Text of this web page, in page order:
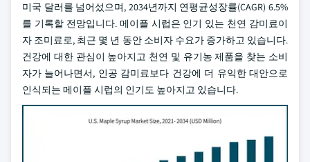
미국 달러를 넘어섰으며, 2034년까지 연평균성장률(CAGR) 6.5%
를 기록할 전망입니다. 메이플 시럽은 인기 있는 천연 감미료이
자 조미료로, 최근 몇 년 동안 소비자 수요가 증가하고 있습니다.
건강에 대한 관심이 높아지고 천연 및 유기농 제품을 찾는 소비
자가 늘어나면서, 인공 감미료보다 건강에 더 유익한 대안으로
인식되는 메이플 시럽의 인기도 높아지고 있습니다.